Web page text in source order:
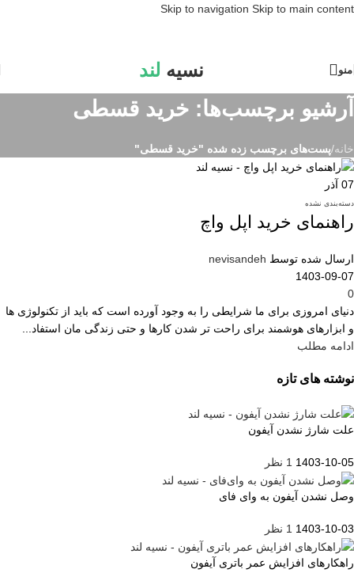
Skip to navigation Skip to main content
منو نسیه لند
آرشیو برچسب‌ها: خرید قسطی
خانه/پست‌های برچسب زده شده "خرید قسطی"
07 آذر
دسته‌بندی نشده
راهنمای خرید اپل واچ
ارسال شده توسط nevisandeh
1403-09-07
0
دنیای امروزی برای ما شرایطی را به وجود آورده است که باید از تکنولوژی ها
و ابزارهای هوشمند برای راحت تر شدن کارها و حتی زندگی مان استفاد...
ادامه مطلب
نوشته های تازه
علت شارژ نشدن آیفون
1403-10-05 1 نظر
وصل نشدن آیفون به وای فای
1403-10-03 1 نظر
راهکارهای افزایش عمر باتری آیفون